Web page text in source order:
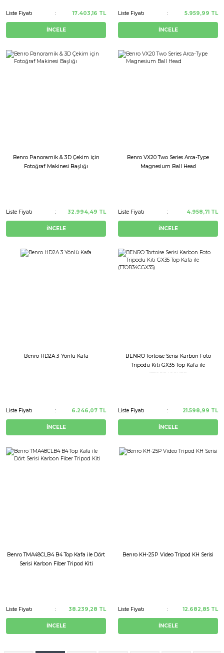
Liste Fiyatı 17.403,16 TL
İNCELE
Liste Fiyatı 5.959,99 TL
İNCELE
Benro Panoramik & 3D Çekim için
Fotoğraf Makinesi Başlığı
Liste Fiyatı 32.994,49 TL
İNCELE
Benro VX20 Two Series Arca-Type
Magnesium Ball Head
Liste Fiyatı 4.958,71 TL
İNCELE
Benro HD2A 3 Yönlü Kafa
Liste Fiyatı 6.246,07 TL
İNCELE
BENRO Tortoise Serisi Karbon Foto
Tripodu Kiti GX35 Top Kafa ile
(TTOR34CGX35)
Liste Fiyatı 21.598,99 TL
İNCELE
Benro TMA48CLB4 B4 Top Kafa ile Dört
Serisi Karbon Fiber Tripod Kiti
Liste Fiyatı 38.239,28 TL
İNCELE
Benro KH-25P Video Tripod KH Serisi
Liste Fiyatı 12.682,85 TL
İNCELE